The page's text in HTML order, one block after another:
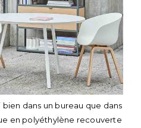
bien dans un bureau que dans
en polyéthylène recouverte